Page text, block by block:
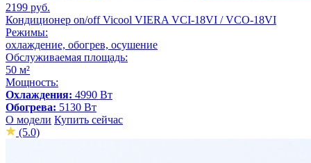
2199 руб.
Кондиционер on/off Vicool VIERA VCI-18VI / VCO-18VI
Режимы:
охлаждение, обогрев, осушение
Обслуживаемая площадь:
50 м²
Мощность:
Охлаждения: 4990 Вт
Обогрева: 5130 Вт
О модели Купить сейчас
(5.0)